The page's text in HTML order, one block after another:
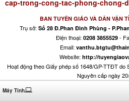
cap-trong-cong-tac-phong-chong-
BAN TUYÊN GIÁO VÀ DÂN VẬN
Trụ sở: Số 28 Đ.Phan Đình Phùng -
Điện thoại: 0208 3855529-
Email:
Website: http://
Hoạt động theo Giấy phép số 1648/GP-TTĐT do
Nguyên cấp ngày
Máy Tính